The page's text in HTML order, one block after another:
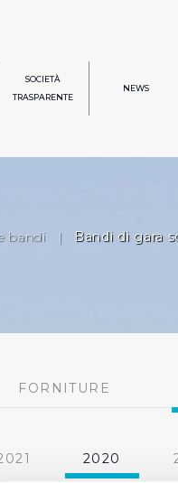
SOCIETÀ
TRASPARENTE
NEWS
bandi | Bandi di gara
FORNITURE
2020